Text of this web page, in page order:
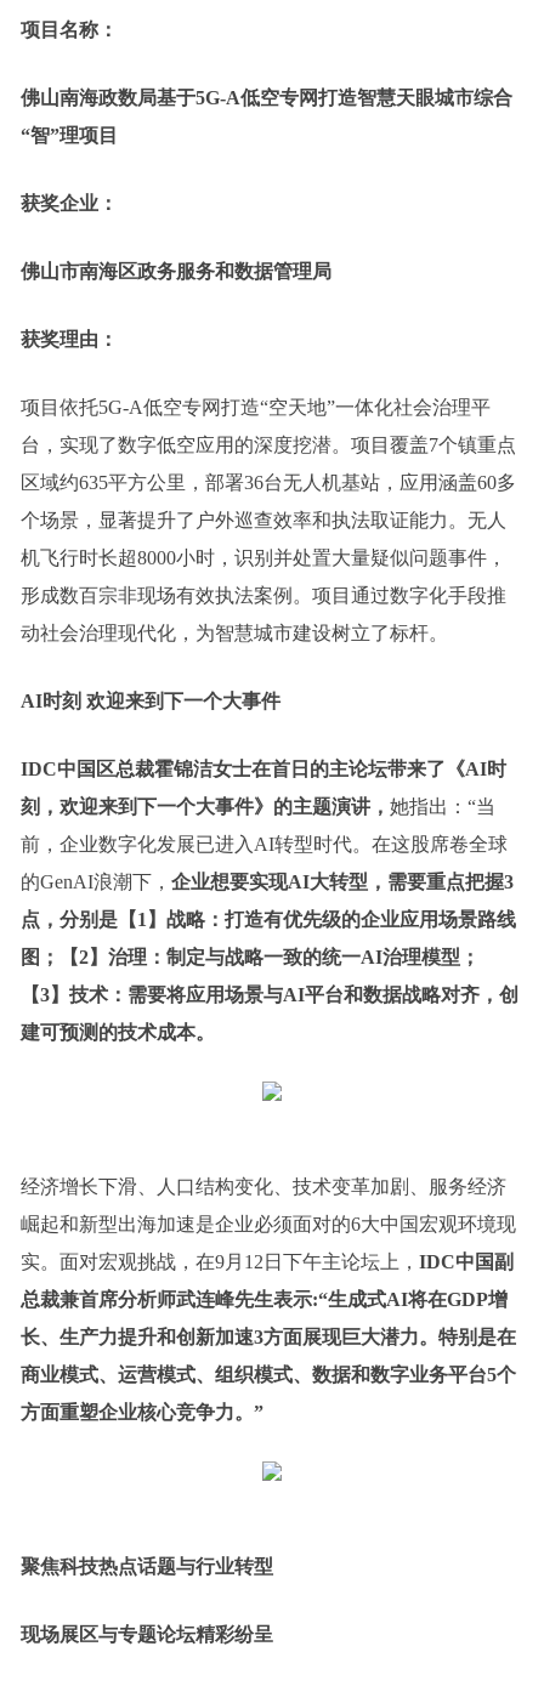
项目名称：
佛山南海政数局基于5G-A低空专网打造智慧天眼城市综合
“智”理项目
获奖企业：
佛山市南海区政务服务和数据管理局
获奖理由：
项目依托5G-A低空专网打造“空天地”一体化社会治理平
台，实现了数字低空应用的深度挖潜。项目覆盖7个镇重点
区域约635平方公里，部署36台无人机基站，应用涵盖60多
个场景，显著提升了户外巡查效率和执法取证能力。无人
机飞行时长超8000小时，识别并处置大量疑似问题事件，
形成数百宗非现场有效执法案例。项目通过数字化手段推
动社会治理现代化，为智慧城市建设树立了标杆。
AI时刻 欢迎来到下一个大事件
IDC中国区总裁霍锦洁女士在首日的主论坛带来了《AI时
刻，欢迎来到下一个大事件》的主题演讲， 她指出：“当
前，企业数字化发展已进入AI转型时代。在这股席卷全球
的GenAI浪潮下， 企业想要实现AI大转型，需要重点把握3
点，分别是【1】战略：打造有优先级的企业应用场景路线
图；【2】治理：制定与战略一致的统一AI治理模型；
【3】技术：需要将应用场景与AI平台和数据战略对齐，创
建可预测的技术成本。
经济增长下滑、人口结构变化、技术变革加剧、服务经济
崛起和新型出海加速是企业必须面对的6大中国宏观环境现
实。面对宏观挑战，在9月12日下午主论坛上， IDC中国副
总裁兼首席分析师武连峰先生表示:“生成式AI将在GDP增
长、生产力提升和创新加速3方面展现巨大潜力。特别是在
商业模式、运营模式、组织模式、数据和数字业务平台5个
方面重塑企业核心竞争力。”
聚焦科技热点话题与行业转型
现场展区与专题论坛精彩纷呈